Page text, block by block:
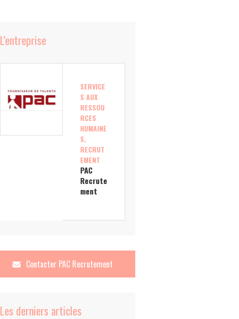
L'entreprise
SERVICE
S AUX
RESSOU
RCES
HUMAINE
S,
RECRUT
EMENT
PAC
Recrute
ment
Contacter PAC Recrutement
Les derniers articles